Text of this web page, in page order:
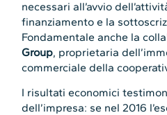
necessari all’avvio
finanziamento e la
Fondamentale anche la
Group, proprietaria
commerciale della
I risultati economici
dell’impresa: se nel 2016